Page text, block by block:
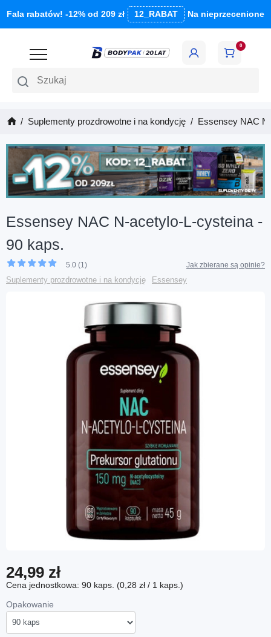
Fala rabatów! -12% od 209 zł 12_RABAT Na nieprzecenione
Szukaj
0
Suplementy prozdrowotne i na kondycję Essensey NAC
Essensey NAC N-acetylo-L-cysteina -
90 kaps.
5.0 (1) Jak zbierane są opinie?
Suplementy prozdrowotne i na kondycję Essensey
24,99 zł
Cena jednostkowa: 90 kaps. (0,28 zł / 1 kaps.)
Opakowanie